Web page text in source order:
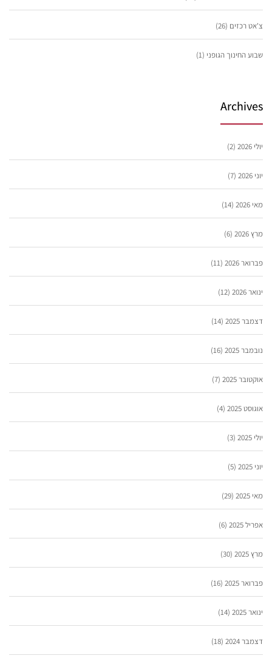
צ'אט רכזים (26)
שבוע החינוך הגופני (1)
Archives
יולי 2026 (2)
יוני 2026 (7)
מאי 2026 (14)
מרץ 2026 (6)
פברואר 2026 (11)
ינואר 2026 (12)
דצמבר 2025 (14)
נובמבר 2025 (16)
אוקטובר 2025 (7)
אוגוסט 2025 (4)
יולי 2025 (3)
יוני 2025 (5)
מאי 2025 (29)
אפריל 2025 (6)
מרץ 2025 (30)
פברואר 2025 (16)
ינואר 2025 (14)
דצמבר 2024 (18)